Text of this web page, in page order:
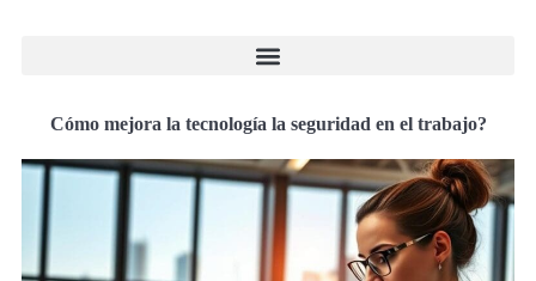
Cómo mejora la tecnología la seguridad en el trabajo?